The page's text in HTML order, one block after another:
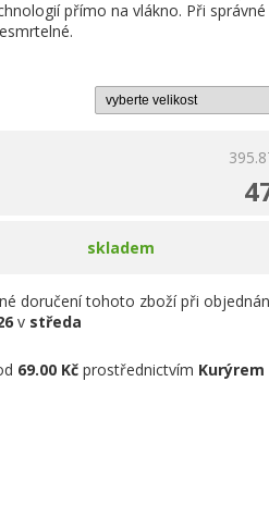
přímo na vlákno. Při
skladem
doručení tohoto zboží při
v středa
69.00 Kč prostřednictvím Kurýrem